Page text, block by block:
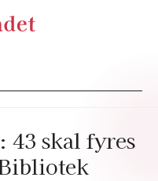
43 skal fyres